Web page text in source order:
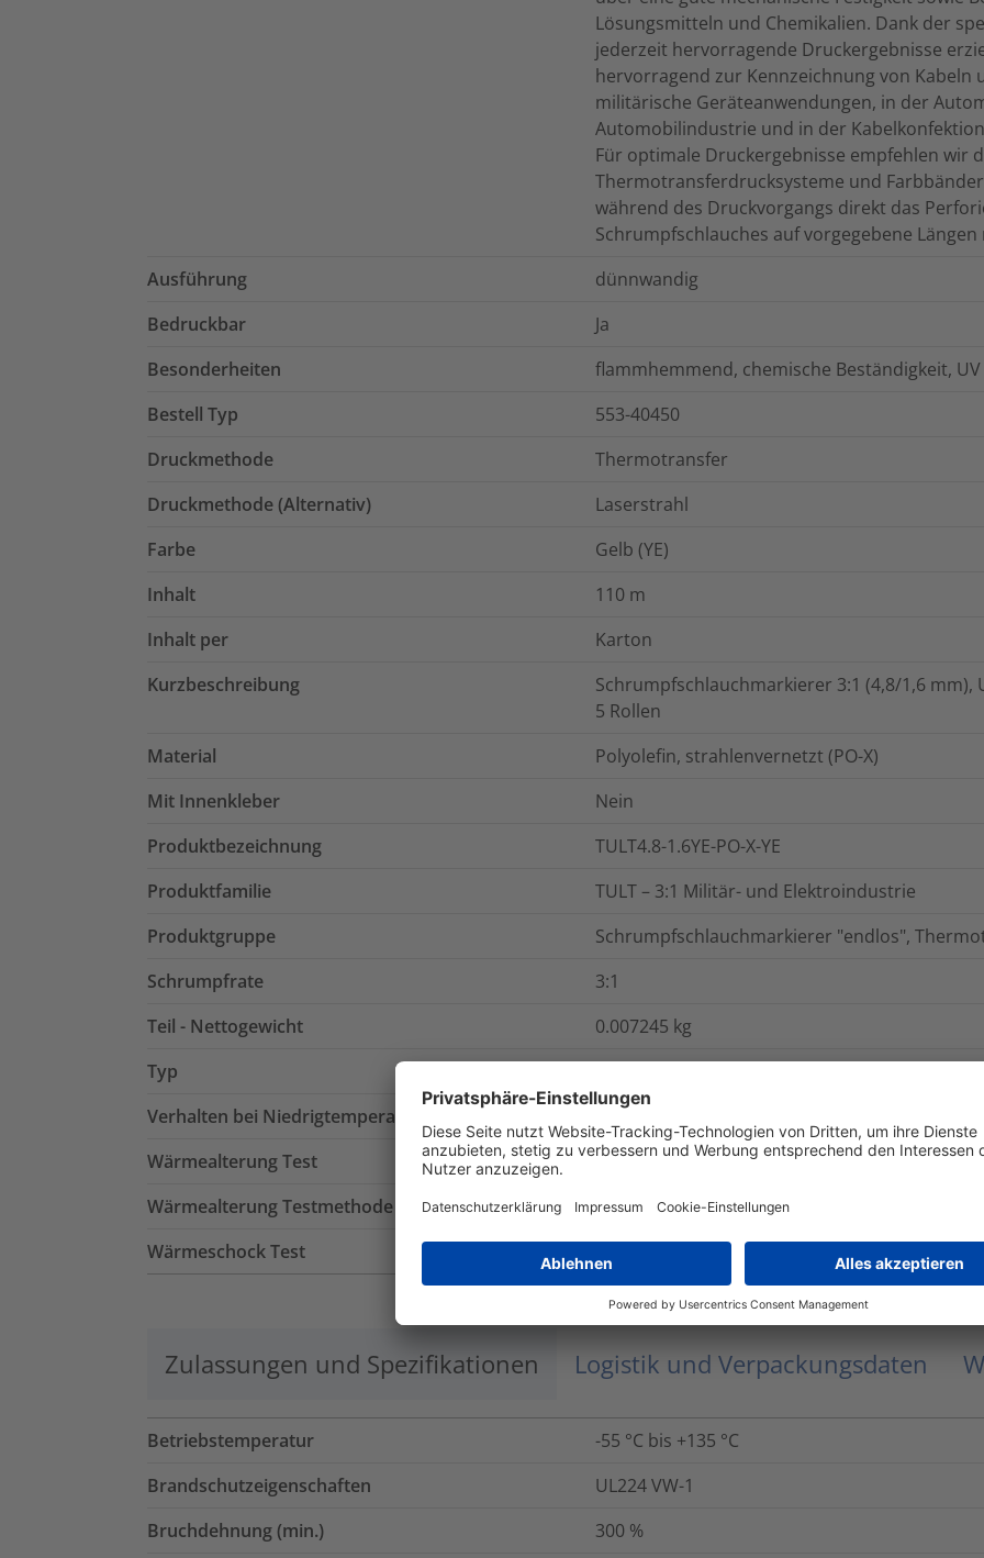
Lösungsmitteln und Chemikalien. Dank der
jederzeit hervorragende Druckergebnisse
hervorragend zur Kennzeichnung von Kabeln
militärische Geräteanwendungen, in der
Automobilindustrie und in der
Für optimale Druckergebnisse empfehlen wir
Thermotransferdrucksysteme und
während des Druckvorgangs direkt das
Schrumpfschlauches auf vorgegebene Längen
Ausführung
dünnwandig
Bedruckbar
Ja
Besonderheiten
flammhemmend, chemische Beständigkeit,
Bestell Typ
553-40450
Druckmethode
Thermotransfer
Druckmethode (Alternativ)
Laserstrahl
Farbe
Gelb (YE)
Inhalt
110 m
Inhalt per
Karton
Kurzbeschreibung
Schrumpfschlauchmarkierer 3:1 (4,8/1,6 mm),
5 Rollen
Material
Polyolefin, strahlenvernetzt (PO-X)
Mit Innenkleber
Nein
Produktbezeichnung
TULT4.8-1.6YE-PO-X-YE
Produktfamilie
TULT – 3:1 Militär- und Elektroindustrie
Produktgruppe
Schrumpfschlauchmarkierer "endlos",
Schrumpfrate
3:1
Teil - Nettogewicht
0.007245 kg
Typ
Verhalten bei Niedrigtemperatur Prüfung
ASTM D2671
Wärmealterung Test
168h/175°C
Wärmealterung Testmethode
ASTM D638
Wärmeschock Test
Zulassungen und Spezifikationen Logistik und Verpackungsdaten
Betriebstemperatur
-55 °C bis +135 °C
Brandschutzeigenschaften
UL224 VW-1
Bruchdehnung (min.)
300 %